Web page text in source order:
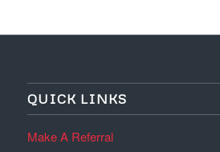
QUICK LINKS
Make A Referral